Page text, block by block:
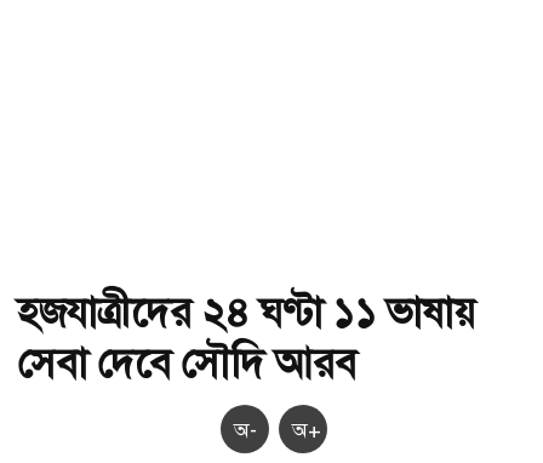
হজযাত্রীদের ২৪ ঘণ্টা ১১ ভাষায়
সেবা দেবে সৌদি আরব
অ- অ+